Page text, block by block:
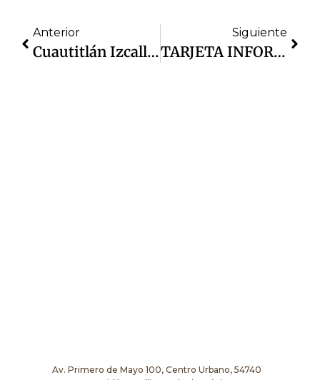
Anterior
Cuautitlán Izcalli Sostiene Baja Delictiva De Alto Impacto; 13.5% Menos En Febrero, Según Cifras Del Gobierno Federal
Siguiente
TARJETA INFORMATIVA | Atención A Vecinas Y Vecinos De La Unidad CTM
Av. Primero de Mayo 100, Centro Urbano, 54740